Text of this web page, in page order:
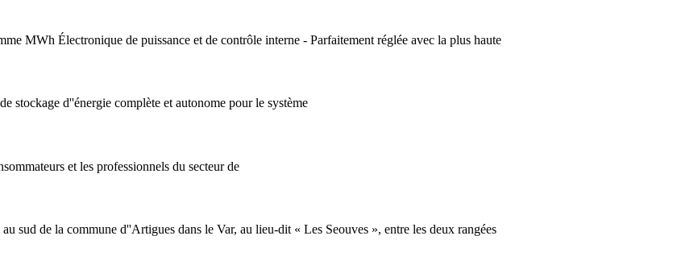
MWh Électronique de puissance et de contrôle interne - Parfaitement réglée avec la plus haute
stockage d''énergie complète et autonome pour le système
et les professionnels du secteur de
sud de la commune d''Artigues dans le Var, au lieu-dit « Les Seouves », entre les deux rangées